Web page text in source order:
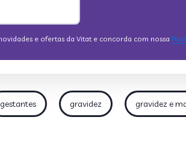
gestantes gravidez gravidez e